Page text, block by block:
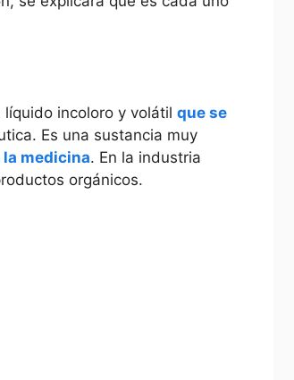
incoloro y volátil que se
Es una sustancia muy
la medicina. En la industria
orgánicos.